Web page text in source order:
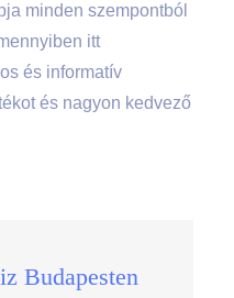
minden szempontból
itt
és informatív
és nagyon kedvező
Budapesten